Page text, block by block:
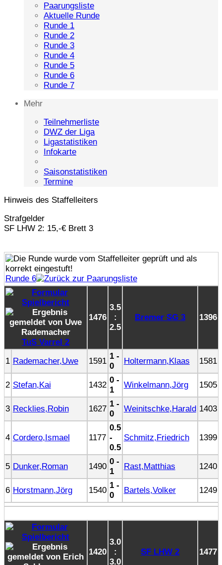
Paarungsliste
Aktuelle Runde
Runde 1
Runde 2
Runde 3
Runde 4
Runde 5
Runde 6
Runde 7
Mehr
Teilnehmerliste
DWZ der Liga
Ligastatistiken
Infokarte
Saisonstatistiken
Termine
Hinweis des Staffelleiters
Strafgelder
SF LHW 2: 15,-€ Brett 3
Runde 6
TuS Varrel 2
1476
3.5
:
2.5
Bremer SG 3 1396
1 Rademacher,Uwe 1591
1 -
0
Holtermann,Klaas 1581
2 Stefan,Kai 1432
0 -
1
Winkelmann,Jörg 1505
3 Recklies,Robin 1627
1 -
0
Weinitschke,Harald 1403
4 Cordero,Ismael 1177
0.5
-
0.5
Schmitz,Friedrich 1399
5 Dunker,Roman 1490
0 -
1
Rast,Matthias 1240
6 Horstmann,Jörg 1540
1 -
0
Bartels,Volker 1249
1420
3.0
:
3.0
SF LHW 2 1477